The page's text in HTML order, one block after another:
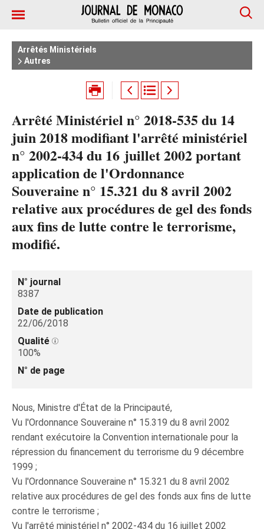
Arrêtés Ministériels
Autres
Arrêté Ministériel n° 2018-535 du 14
juin 2018 modifiant l'arrêté ministériel
n° 2002-434 du 16 juillet 2002 portant
application de l'Ordonnance
Souveraine n° 15.321 du 8 avril 2002
relative aux procédures de gel des fonds
aux fins de lutte contre le terrorisme,
modifié.
N° journal
8387
Date de publication
22/06/2018
Qualité
100%
N° de page
Nous, Ministre d'État de la Principauté,
Vu l'Ordonnance Souveraine n° 15.319 du 8 avril 2002
rendant exécutoire la Convention internationale pour la
répression du financement du terrorisme du 9 décembre
1999 ;
Vu l'Ordonnance Souveraine n° 15.321 du 8 avril 2002
relative aux procédures de gel des fonds aux fins de lutte
contre le terrorisme ;
Vu l'arrêté ministériel n° 2002-434 du 16 juillet 2002